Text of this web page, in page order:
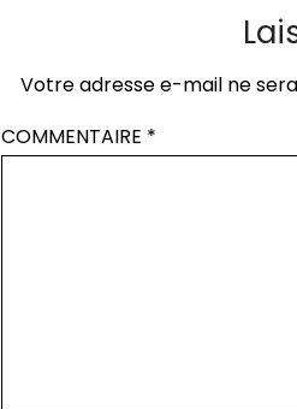
Votre adresse e-mail ne
COMMENTAIRE *